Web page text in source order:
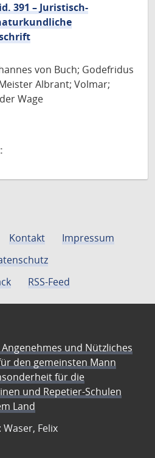
391 – Juristisch-
von Buch; Godefridus
Albrant; Volmar;
Wage
Kontakt
Impressum
RSS-Feed
Angenehmes und Nützliches
den gemeinsten Mann
für die
und Repetier-Schulen
Land
Felix